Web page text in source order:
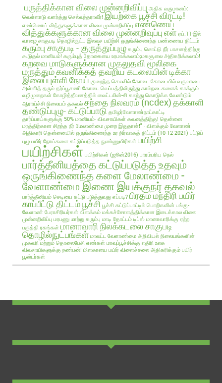
பருத்திக்கான விலை முன்னறிவிப்பு அதிக வருமானம்:
வெள்ளாடு வளர்த்து செல்வந்தராவீர்! இயற்கை பூச்சி விரட்டி!
எண்ணெய் வித்துகளுக்கான விலை முன்னறிவிப்பு எண்ணெய்
வித்துக்களுக்கான விலை முன்னறிவுப்புஎள் ஏப்.11-இல்
வாழை சாகுபடி தொழில்நுட்ப இலவச பயிற்சி ஒருங்கிணைந்த பண்ணைய திட்டம்
கரும்பு சாகுபடி - குருத்துப்புழு கரும்பு சொட்டு நீர் பாசனத்திற்கு
கூடுதல் மானியம்! கரும்புத் தோகையை உரமாக்கலாம்;மகசூலை அதிகரிக்கலாம்!
கறவை மாடுகளுக்கான முதலுதவி மூலிகை
மருத்தும்கவனிக்கத் தவறிய கடலையின் டிக்கா
இலைப்புள்ளி நோய் குறைந்த செலவில் கோடை கோடையில் வருவாயை
அள்ளித் தரும் தர்ப்பூசணி கோடை வெப்பத்திலிருந்து கால்நடைகளைக் காக்கும்
வழிமுறைகள் கோழித்தீவனத்தில் வைட்டமின்-சி கலந்து கொடுக்க வேண்டும்
ஆராய்ச்சி நிலையம் தகவல் சந்தை நிலவரம் (ncdex)தக்காளி
தண்டுப்புழு- கட்டுப்பாடு தமிழர்வேளாண்நாட்காட்டி
தார்ப்பாய்களுக்கு 50% மானியம்- விவசாயிகள் கவனத்திற்கு! தென்னை
மரத்திற்கான சிறந்த நீர் மேலாண்மை முறை இதுதான்!" - விளக்கும் வேளாண்
அதிகாரி தென்னையில் ஒருங்கிணைந்த உர நிர்வாகத் திட்டம் (10-12-2021) பட்டுப்
புழு பயிர் நோய்களை கட்டுப்படுத்த நுண்ணுயிரிகள் பயிற்சி
பயிற்சிகள் பயிற்சிகள் (ஜூன்2016) பாரம்பரிய நெல்
பார்த்தீனியத்தை கட்டுப்படுத்த உதவும்
ஒருங்கிணைந்த களை மேலாண்மை -
வேளாண்மை இணை இயக்குநர் தகவல்
பார்த்தீனியம் செடியை கட்டு படுத்துவது எப்படி? பிரதம மந்திரி பயிர்
காப்பீட்டு திட்டம்பூச்சி பூச்சி கட்டுப்பாட்டில் பொறிகளின் பங்கு-
வேளாண் பேராசிரியர்கள் விளக்கம் மக்கச்சோளத்திக்கான இடைக்கால விலை
முன்னறிவிப்பு மரபணு மாற்று கரும்பு மாடி தோட்டம் டிப்ஸ் மானாவாரிக்கு ஏற்ற
பருத்தி ரகங்கள் மானாவாரி நிலக்கடலை சாகுபடி
தொழில்நுட்பங்கள் மாவட்ட வேளாண்மை அறிவியல் நிலையங்களின்
முகவரி மற்றும் தொலைபேசி எண்கள் மாவுப்பூச்சிக்கு எதிரி உலக
விவசாயிகளுக்கு நண்பன்! மிளகாயை பயிர் விளைச்சலை அதிகரிக்கும் பயிர்
பூஸ்டர்கள்